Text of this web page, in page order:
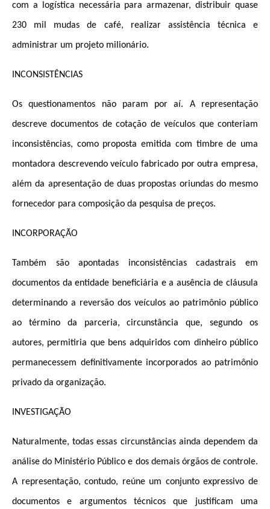
com a logística necessária para armazenar, distribuir quase
230 mil mudas de café, realizar assistência técnica e
administrar um projeto milionário.
INCONSISTÊNCIAS
Os questionamentos não param por aí. A representação
descreve documentos de cotação de veículos que conteriam
inconsistências, como proposta emitida com timbre de uma
montadora descrevendo veículo fabricado por outra empresa,
além da apresentação de duas propostas oriundas do mesmo
fornecedor para composição da pesquisa de preços.
INCORPORAÇÃO
Também são apontadas inconsistências cadastrais em
documentos da entidade beneficiária e a ausência de cláusula
determinando a reversão dos veículos ao patrimônio público
ao término da parceria, circunstância que, segundo os
autores, permitiria que bens adquiridos com dinheiro público
permanecessem definitivamente incorporados ao patrimônio
privado da organização.
INVESTIGAÇÃO
Naturalmente, todas essas circunstâncias ainda dependem da
análise do Ministério Público e dos demais órgãos de controle.
A representação, contudo, reúne um conjunto expressivo de
documentos e argumentos técnicos que justificam uma